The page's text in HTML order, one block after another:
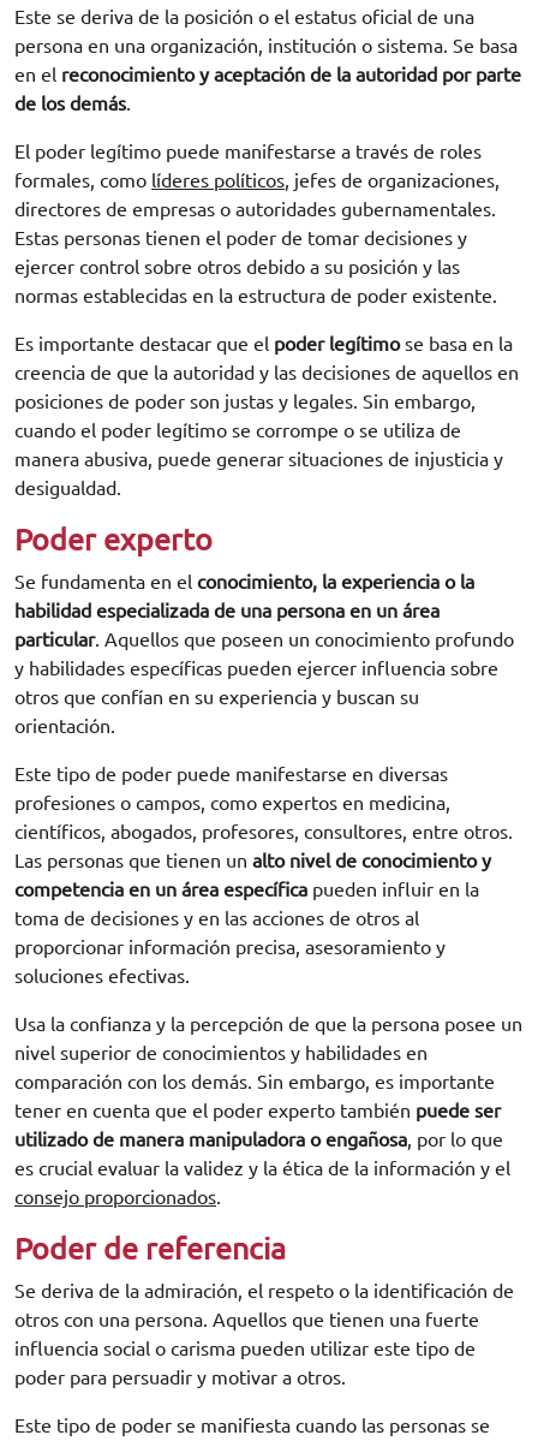
Este se deriva de la posición o el estatus oficial de una
persona en una organización, institución o sistema. Se basa
en el reconocimiento y aceptación de la autoridad por parte
de los demás.
El poder legítimo puede manifestarse a través de roles
formales, como líderes políticos, jefes de organizaciones,
directores de empresas o autoridades gubernamentales.
Estas personas tienen el poder de tomar decisiones y
ejercer control sobre otros debido a su posición y las
normas establecidas en la estructura de poder existente.
Es importante destacar que el poder legítimose basa en la
creencia de que la autoridad y las decisiones de aquellos en
posiciones de poder son justas y legales. Sin embargo,
cuando el poder legítimo se corrompe o se utiliza de
manera abusiva, puede generar situaciones de injusticia y
desigualdad.
Poder experto
Se fundamenta en el conocimiento, la experiencia o la
habilidad especializada de una persona en un área
particular. Aquellos que poseen un conocimiento profundo
y habilidades específicas pueden ejercer influencia sobre
otros que confían en su experiencia y buscan su
orientación.
Este tipo de poder puede manifestarse en diversas
profesiones o campos, como expertos en medicina,
científicos, abogados, profesores, consultores, entre otros.
Las personas que tienen un alto nivel de conocimiento y
competencia en un área específica pueden influir en la
toma de decisiones y en las acciones de otros al
proporcionar información precisa, asesoramiento y
soluciones efectivas.
Usa la confianza y la percepción de que la persona posee un
nivel superior de conocimientos y habilidades en
comparación con los demás. Sin embargo, es importante
tener en cuenta que el poder experto también puede ser
utilizado de manera manipuladora o engañosa, por lo que
es crucial evaluar la validez y la ética de la información y el
consejo proporcionados.
Poder de referencia
Se deriva de la admiración, el respeto o la identificación de
otros con una persona. Aquellos que tienen una fuerte
influencia social o carisma pueden utilizar este tipo de
poder para persuadir y motivar a otros.
Este tipo de poder se manifiesta cuando las personas se